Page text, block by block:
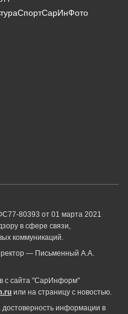
СпортСарИнФото
80393 от 01 марта 2021
в сфере связи,
коммуникаций.
— Письменный А.А.
с сайта "СарИнформ"
или на страницу с новостью.
достоверность информации в